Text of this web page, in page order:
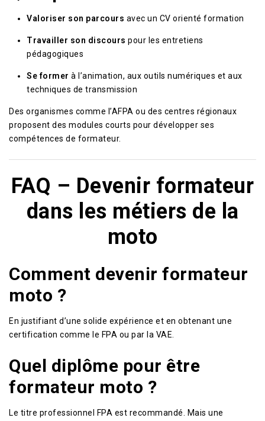
Valoriser son parcours avec un CV orienté formation
Travailler son discours pour les entretiens
pédagogiques
Se former à l’animation, aux outils numériques et aux
techniques de transmission
Des organismes comme l’AFPA ou des centres régionaux
proposent des modules courts pour développer ses
compétences de formateur.
FAQ – Devenir formateur
dans les métiers de la
moto
Comment devenir formateur
moto ?
En justifiant d’une solide expérience et en obtenant une
certification comme le FPA ou par la VAE.
Quel diplôme pour être
formateur moto ?
Le titre professionnel FPA est recommandé. Mais une